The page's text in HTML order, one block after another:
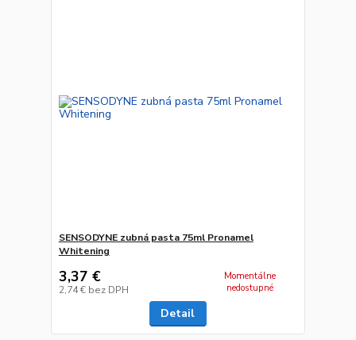
SENSODYNE zubná pasta 75ml Pronamel
Whitening
3,37 €
2,74 € bez DPH
Momentálne
nedostupné
Detail